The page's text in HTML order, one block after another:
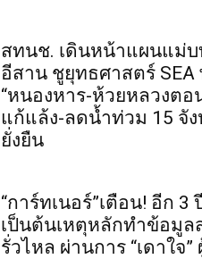
สทนช. เดินหน้าแผนแม่
อีสาน ชูยุทธศาสตร์ SEA
“หนองหาร-ห้วยหลวงตอ
แก้แล้ง-ลดน้ำท่วม 15 จั
ยั่งยืน
“การ์ทเนอร์”เตือน! อีก 3
เป็นต้นเหตุหลักทำข้อมู
รั่วไหล ผ่านการ “เดาใจ”